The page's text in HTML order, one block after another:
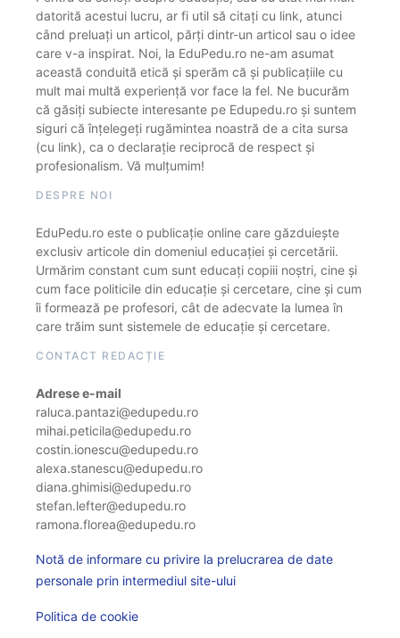
datorită acestui lucru, ar fi util să citați cu link, atunci
când preluați un articol, părți dintr-un articol sau o idee
care v-a inspirat. Noi, la EduPedu.ro ne-am asumat
această conduită etică și sperăm că și publicațiile cu
mult mai multă experiență vor face la fel. Ne bucurăm
că găsiți subiecte interesante pe Edupedu.ro și suntem
siguri că înțelegeți rugămintea noastră de a cita sursa
(cu link), ca o declarație reciprocă de respect și
profesionalism. Vă mulțumim!
DESPRE NOI
EduPedu.ro este o publicație online care găzduiește
exclusiv articole din domeniul educației și cercetării.
Urmărim constant cum sunt educați copiii noștri, cine și
cum face politicile din educație și cercetare, cine și cum
îi formează pe profesori, cât de adecvate la lumea în
care trăim sunt sistemele de educație și cercetare.
CONTACT REDACȚIE
Adrese e-mail
raluca.pantazi@edupedu.ro
mihai.peticila@edupedu.ro
costin.ionescu@edupedu.ro
alexa.stanescu@edupedu.ro
diana.ghimisi@edupedu.ro
stefan.lefter@edupedu.ro
ramona.florea@edupedu.ro
Notă de informare cu privire la prelucrarea de date
personale prin intermediul site-ului
Politica de cookie